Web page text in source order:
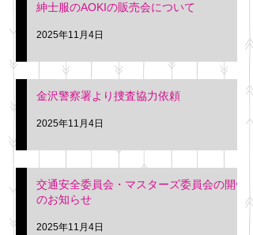
紳士服のAOKIの販売会について
2025年11月4日
金沢警察署より捜査協力依頼
2025年11月4日
交通安全委員会・マスターズ委員会の開催
のお知らせ
2025年11月4日